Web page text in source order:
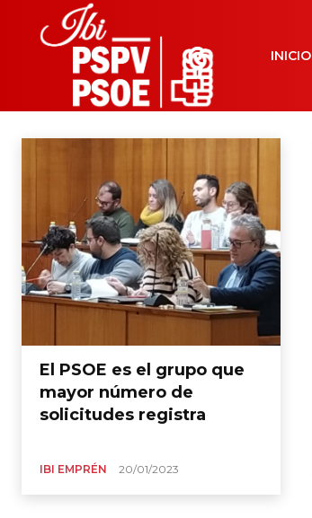
INICIO
El PSOE es el grupo que
mayor número de
solicitudes registra
IBI EMPRÉN 20/01/2023